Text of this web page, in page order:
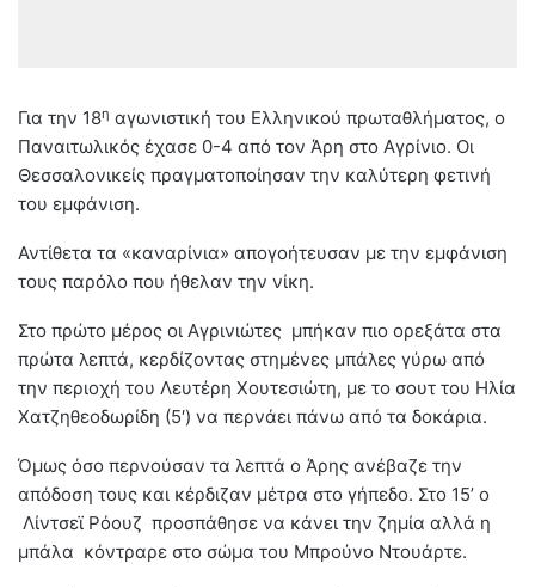
Για την 18η αγωνιστική του Ελληνικού πρωταθλήματος, ο
Παναιτωλικός έχασε 0-4 από τον Άρη στο Αγρίνιο. Οι
Θεσσαλονικείς πραγματοποίησαν την καλύτερη φετινή
του εμφάνιση.
Αντίθετα τα «καναρίνια» απογοήτευσαν με την εμφάνιση
τους παρόλο που ήθελαν την νίκη.
Στο πρώτο μέρος οι Αγρινιώτες μπήκαν πιο ορεξάτα στα
πρώτα λεπτά, κερδίζοντας στημένες μπάλες γύρω από
την περιοχή του Λευτέρη Χουτεσιώτη, με το σουτ του Ηλία
Χατζηθεοδωρίδη (5′) να περνάει πάνω από τα δοκάρια.
Όμως όσο περνούσαν τα λεπτά ο Άρης ανέβαζε την
απόδοση τους και κέρδιζαν μέτρα στο γήπεδο. Στο 15’ ο
Λίντσεϊ Ρόουζ προσπάθησε να κάνει την ζημία αλλά η
μπάλα κόντραρε στο σώμα του Μπρούνο Ντουάρτε.